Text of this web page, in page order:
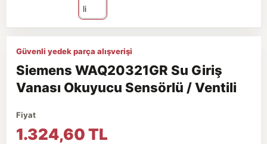
Güvenli yedek parça alışverişi
Siemens WAQ20321GR Su Giriş
Vanası Okuyucu Sensörlü / Ventili
Fiyat
1.324,60 TL